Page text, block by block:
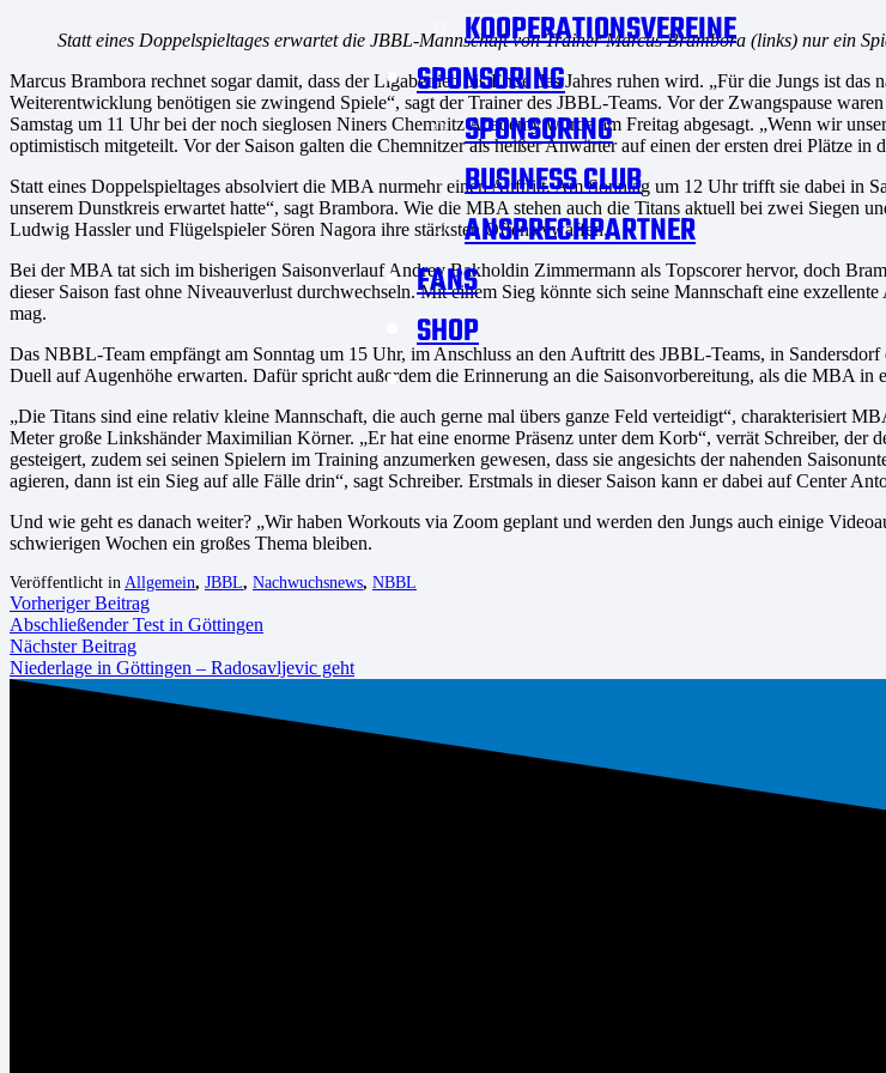
KOOPERATIONSVEREINE
SPONSORING
SPONSORING
BUSINESS CLUB
ANSPRECHPARTNER
FANS
SHOP
Statt eines Doppelspieltages erwartet die JBBL-Mannschaft von Trainer Marcus Brambora (links) nur ein
Marcus Brambora rechnet sogar damit, dass der Ligabetrieb bis Ende des Jahres ruhen wird. „Für die Jungs ist
Weiterentwicklung benötigen sie zwingend Spiele“, sagt der Trainer des JBBL-Teams. Vor der Zwangspause
Samstag um 11 Uhr bei der noch sieglosen Niners Chemnitz Academy wurde am Freitag abgesagt. „Wenn wir
optimistisch mitgeteilt. Vor der Saison galten die Chemnitzer als heißer Anwärter auf einen der ersten drei Plätze
Statt eines Doppelspieltages absolviert die MBA nurmehr einen Auftritt. Am Sonntag um 12 Uhr trifft sie dabei in
unserem Dunstkreis erwartet hatte“, sagt Brambora. Wie die MBA stehen auch die Titans aktuell bei zwei Siegen
Ludwig Hassler und Flügelspieler Sören Nagora ihre stärksten Offensivwaffen.
Bei der MBA tat sich im bisherigen Saisonverlauf Andrey Bakholdin Zimmermann als Topscorer hervor, doch
dieser Saison fast ohne Niveauverlust durchwechseln. Mit einem Sieg könnte sich seine Mannschaft eine
mag.
Das NBBL-Team empfängt am Sonntag um 15 Uhr, im Anschluss an den Auftritt des JBBL-Teams, in
Duell auf Augenhöhe erwarten. Dafür spricht außerdem die Erinnerung an die Saisonvorbereitung, als die MBA in
„Die Titans sind eine relativ kleine Mannschaft, die auch gerne mal übers ganze Feld verteidigt“, charakterisiert
Meter große Linkshänder Maximilian Körner. „Er hat eine enorme Präsenz unter dem Korb“, verrät Schreiber,
gesteigert, zudem sei seinen Spielern im Training anzumerken gewesen, dass sie angesichts der nahenden
agieren, dann ist ein Sieg auf alle Fälle drin“, sagt Schreiber. Erstmals in dieser Saison kann er dabei auf Center
Und wie geht es danach weiter? „Wir haben Workouts via Zoom geplant und werden den Jungs auch einige
schwierigen Wochen ein großes Thema bleiben.
Veröffentlicht in Allgemein, JBBL, Nachwuchsnews, NBBL
Vorheriger Beitrag
Abschließender Test in Göttingen
Nächster Beitrag
Niederlage in Göttingen – Radosavljevic geht